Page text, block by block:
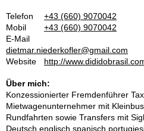
Telefon
+43 (660) 9070042
Mobil
+43 (660) 9070042
E-Mail
dietmar.niederkofler@gmail.com
Website
http://
Über mich:
Konzessionierter Fremdenführer
Mietwagenunternehmer mit
Rundfahrten sowie Transfers mit